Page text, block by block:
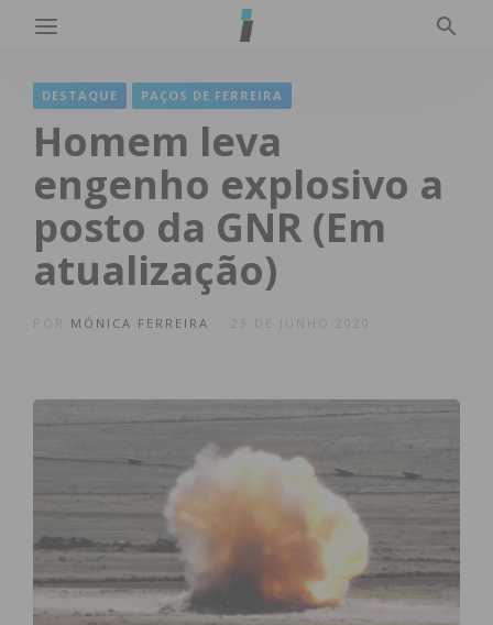
DESTAQUE PAÇOS DE FERREIRA
Homem leva
engenho explosivo a
posto da GNR (Em
atualização)
MÓNICA FERREIRA